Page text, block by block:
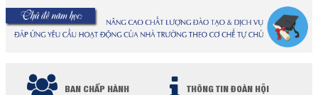
BAN CHẤP HÀNH THÔNG TIN ĐOÀN HỘI